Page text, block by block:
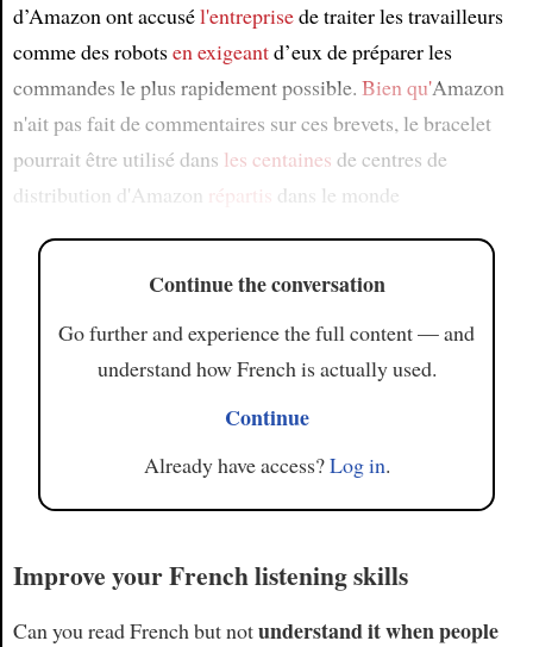
d’Amazon ont accusél'entreprisede traiter les travailleurs
comme des robotsen exigeantd’eux de préparer les
commandes le plus rapidement possible. Bien qu'Amazon
n'ait pas fait de commentaires sur ces brevets, le bracelet
pourrait être utilisé dans les centaines de centres de
distribution d'Amazon
répartis dans le monde
Continue the conversation
Go further and experience the full content — and
understand how French is actually used.
Continue
Already have access?Log in.
Improve your French listening skills
Can you read French but notunderstand it when people